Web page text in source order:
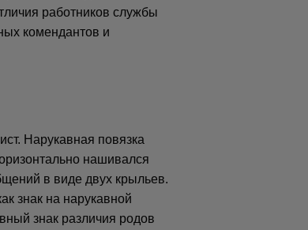
работников службы
комендантов и
Нарукавная повязка
нашивался
в виде двух крыльев.
знак на нарукавной
знак различия родов